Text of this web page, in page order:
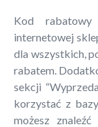
Kod
internetowej
dla wszystkich,
rabatem.
sekcji
korzystać z
możesz